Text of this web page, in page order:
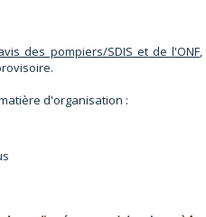
des pompiers/SDIS et de l'ONF
d'organisation :